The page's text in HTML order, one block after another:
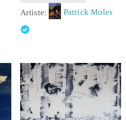
Artiste: Patrick Moles